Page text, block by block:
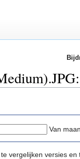
Van
vergelijken versies en